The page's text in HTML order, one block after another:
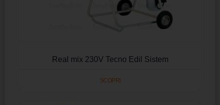
Real mix 230V Tecno Edil Sistem
SCOPRI